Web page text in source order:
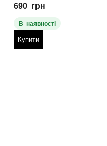
690 грн
В наявності
Купити